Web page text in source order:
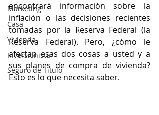
Marketing
Casa
Vivienda
Inversionista
Seguro de Titulo
encontrará información sobre la
inflación o las decisiones recientes
tomadas por la Reserva Federal (la
Reserva Federal). Pero, ¿cómo le
afectan esas dos cosas a usted y a
sus planes de compra de vivienda?
Esto es lo que necesita saber.